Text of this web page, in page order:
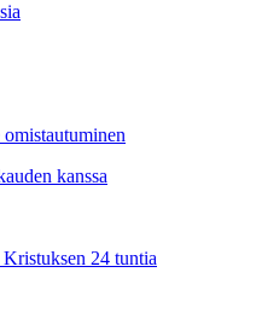
kanssa
Kristuksen 24 tuntia